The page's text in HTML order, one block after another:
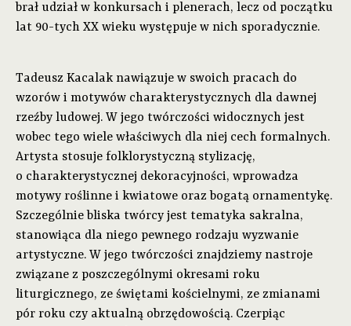
brał udział w konkursach i plenerach, lecz od początku
lat 90-tych XX wieku występuje w nich sporadycznie.
Tadeusz Kacalak nawiązuje w swoich pracach do
wzorów i motywów charakterystycznych dla dawnej
rzeźby ludowej. W jego twórczości widocznych jest
wobec tego wiele właściwych dla niej cech formalnych.
Artysta stosuje folklorystyczną stylizację,
o charakterystycznej dekoracyjności, wprowadza
motywy roślinne i kwiatowe oraz bogatą ornamentykę.
Szczególnie bliska twórcy jest tematyka sakralna,
stanowiąca dla niego pewnego rodzaju wyzwanie
artystyczne. W jego twórczości znajdziemy nastroje
związane z poszczególnymi okresami roku
liturgicznego, ze świętami kościelnymi, ze zmianami
pór roku czy aktualną obrzędowością. Czerpiąc